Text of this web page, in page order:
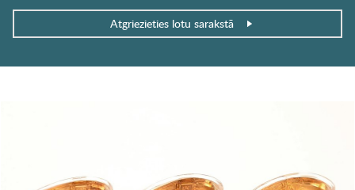
Atgriezieties lotu sarakstā